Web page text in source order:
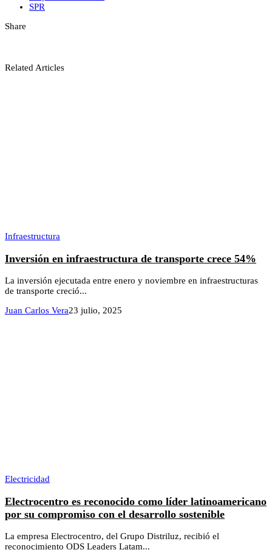
SPR
Share
Related Articles
Infraestructura
Inversión en infraestructura de transporte crece 54%
La inversión ejecutada entre enero y noviembre en infraestructuras
de transporte creció...
Juan Carlos Vera23 julio, 2025
Electricidad
Electrocentro es reconocido como líder latinoamericano
por su compromiso con el desarrollo sostenible
La empresa Electrocentro, del Grupo Distriluz, recibió el
reconocimiento ODS Leaders Latam...